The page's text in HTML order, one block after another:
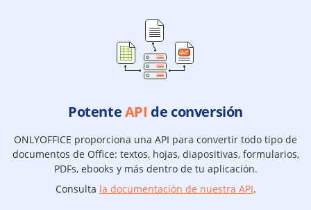
PotenteAPI de conversión
ONLYOFFICE proporciona una API para convertir todo tipo de
documentos de Office: textos, hojas, diapositivas, formularios,
PDFs, ebooks y más dentro de tu aplicación.
Consulta la documentación de nuestra API.